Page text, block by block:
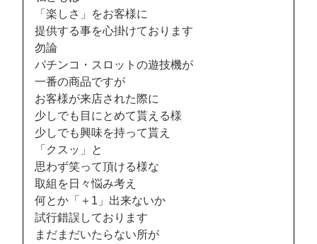
「楽しさ」をお客様に
提供する事を心掛けております
勿論
パチンコ・スロットの遊技機が
一番の商品ですが
お客様が来店された際に
少しでも目にとめて貰える様
少しでも興味を持って貰え
「クスッ」と
思わず笑って頂ける様な
取組を日々悩み考え
何とか「＋1」出来ないか
試行錯誤しております
まだまだいたらない所が